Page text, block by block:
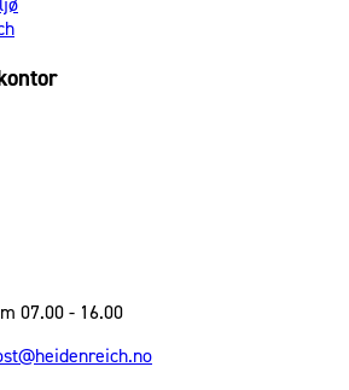
07.00 - 16.00